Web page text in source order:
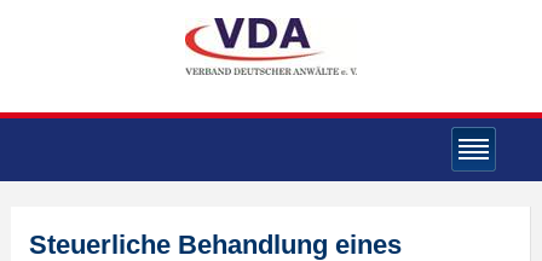
Steuerliche Behandlung eines